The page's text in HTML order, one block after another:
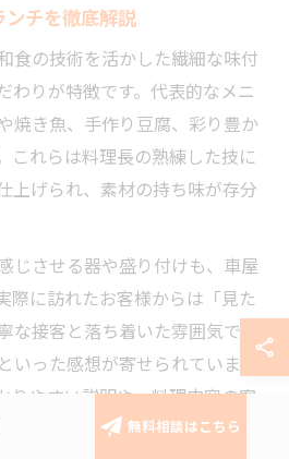
チを徹底解説
食の技術を活かした繊細な味付
わりが特徴です。代表的なメニ
焼き魚、手作り豆腐、彩り豊か
これらは料理長の熟練した技に
上げられ、素材の持ち味が存分
じさせる器や盛り付けも、車屋
際に訪れたお客様からは「見た
な接客と落ち着いた雰囲気で上
いった感想が寄せられていま
りやすい説明や、料理内容の案
用できます。 無料相談はこちら